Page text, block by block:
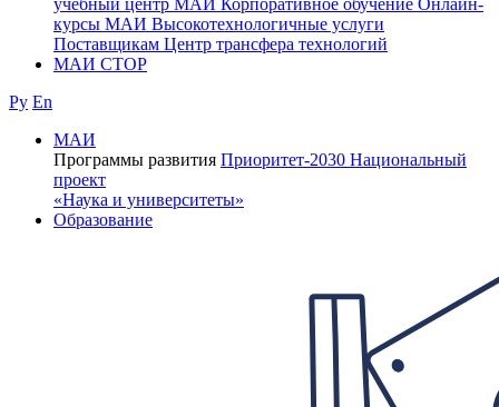
учебный центр МАИ Корпоративное обучение Онлайн-
курсы МАИ Высокотехнологичные услуги
Поставщикам Центр трансфера технологий
МАИ СТОР
Ру En
МАИ
Программы развития Приоритет-2030 Национальный
проект
«Наука и университеты»
Образование